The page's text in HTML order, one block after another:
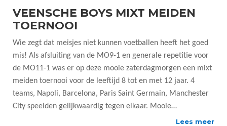
VEENSCHE BOYS MIXT MEIDEN
TOERNOOI
Wie zegt dat meisjes niet kunnen voetballen heeft het goed
mis! Als afsluiting van de MO9-1 en generale repetitie voor
de MO11-1 was er op deze mooie zaterdagmorgen een mixt
meiden toernooi voor de leeftijd 8 tot en met 12 jaar. 4
teams, Napoli, Barcelona, Paris Saint Germain, Manchester
City speelden gelijkwaardig tegen elkaar. Mooie…
Lees meer